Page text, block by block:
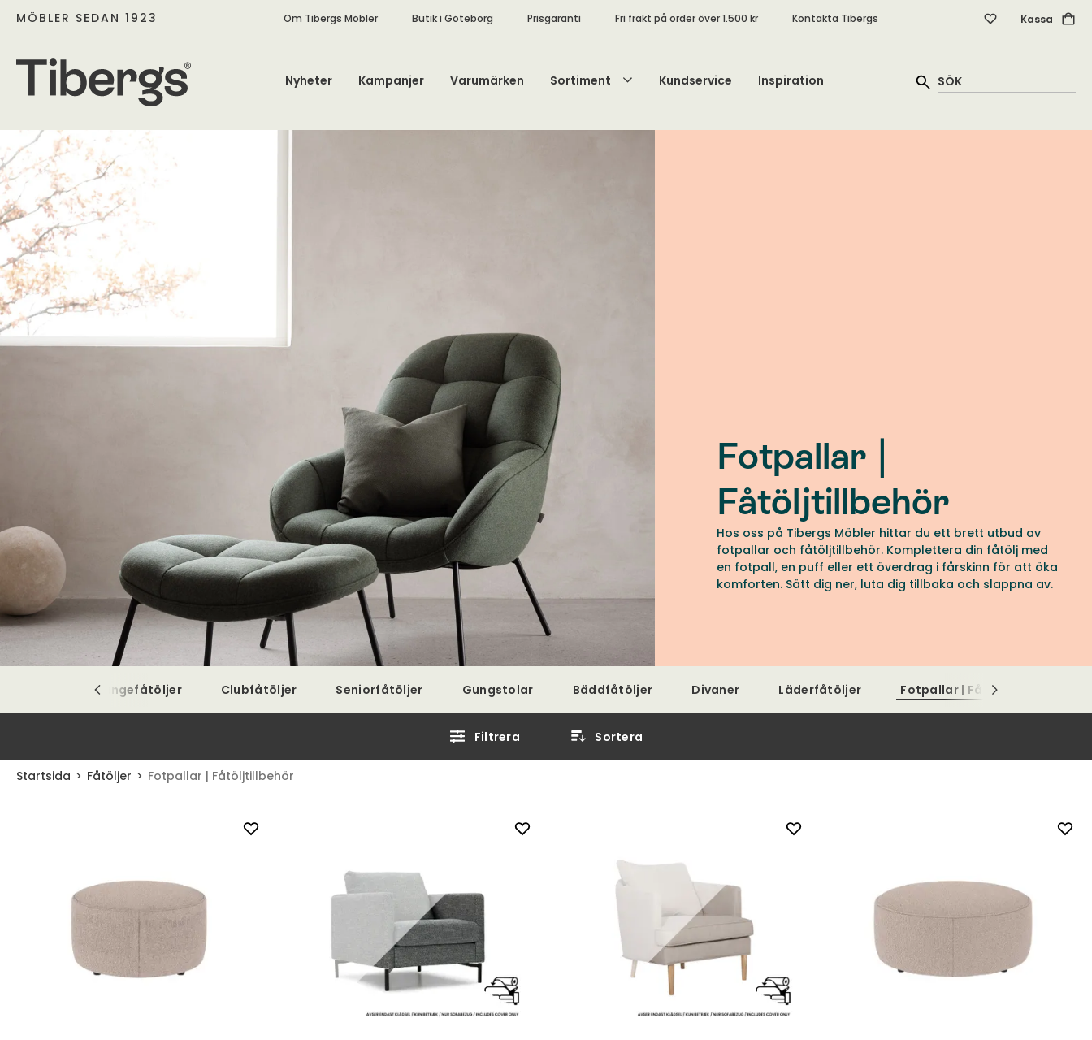
MÖBLER SEDAN 1923 Om Tibergs Möbler Butik i Göteborg Prisgaranti Fri frakt på order över 1.500 kr Kontakta Tibergs Kassa
Nyheter Kampanjer Varumärken Sortiment Kundservice Inspiration
Fotpallar |
Fåtöljtillbehör
Hos oss på Tibergs Möbler hittar du ett brett utbud av
fotpallar och fåtöljtillbehör. Komplettera din fåtölj med
en fotpall, en puff eller ett överdrag i fårskinn för att öka
komforten. Sätt dig ner, luta dig tillbaka och slappna av.
Loungefåtöljer Clubfåtöljer Seniorfåtöljer Gungstolar Bäddfåtöljer Divaner Läderfåtöljer Fotpallar | Fåtöljtillbehör
Filtrera Sortera
Startsida Fåtöljer Fotpallar | Fåtöljtillbehör